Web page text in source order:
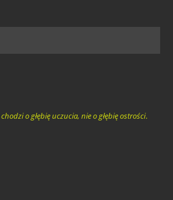
o głębię uczucia, nie o głębię ostrości.